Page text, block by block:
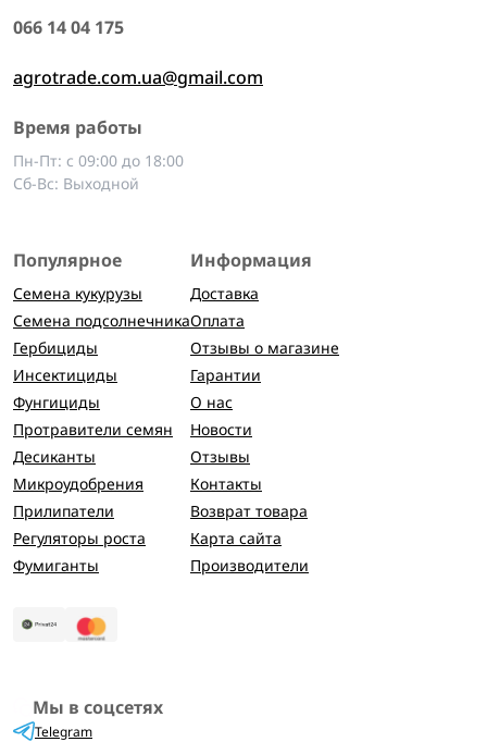
066 14 04 175
agrotrade.com.ua@gmail.com
Время работы
Пн-Пт: с 09:00 до 18:00
Сб-Вс: Выходной
Популярное
Семена кукурузы
Семена подсолнечника
Гербициды
Инсектициды
Фунгициды
Протравители семян
Десиканты
Микроудобрения
Прилипатели
Регуляторы роста
Фумиганты
Информация
Доставка
Оплата
Отзывы о магазине
Гарантии
О нас
Новости
Отзывы
Контакты
Возврат товара
Карта сайта
Производители
Мы в соцсетях
Telegram